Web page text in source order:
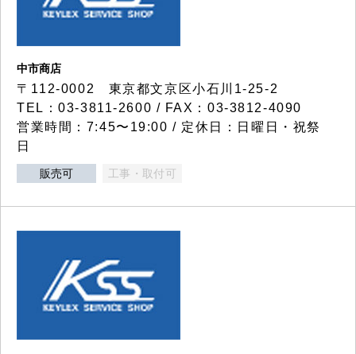
中市商店
〒112-0002 東京都文京区小石川1-25-2
TEL：03-3811-2600 / FAX：03-3812-4090
営業時間：7:45〜19:00 / 定休日：日曜日・祝祭
日
販売可 工事・取付可